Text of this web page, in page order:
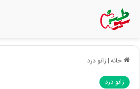
خانه|زانو درد
زانو درد